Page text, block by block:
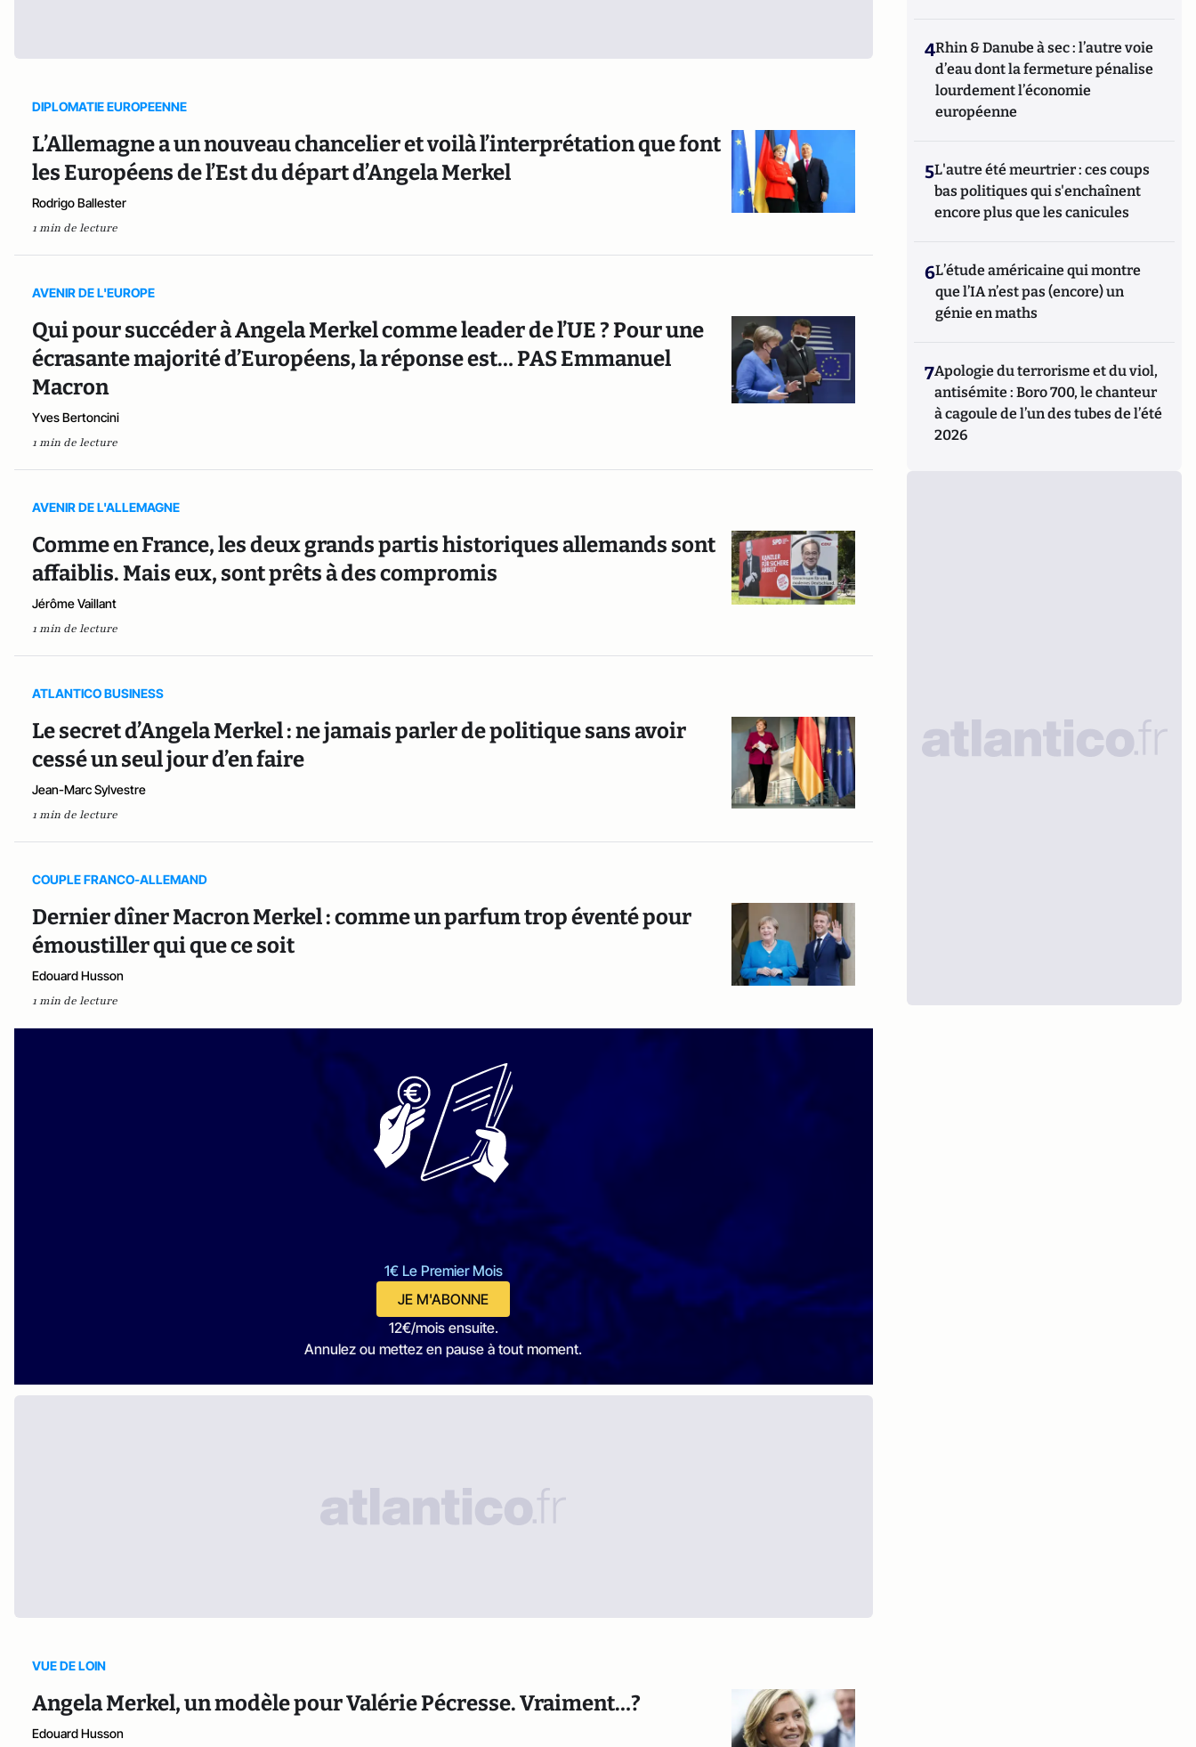
DIPLOMATIE EUROPEENNE
L’Allemagne a un nouveau chancelier et voilà l’interprétation que font
les Européens de l’Est du départ d’Angela Merkel
Rodrigo Ballester
1 min de lecture
AVENIR DE L'EUROPE
Qui pour succéder à Angela Merkel comme leader de l’UE ? Pour une
écrasante majorité d’Européens, la réponse est… PAS Emmanuel
Macron
Yves Bertoncini
1 min de lecture
AVENIR DE L'ALLEMAGNE
Comme en France, les deux grands partis historiques allemands sont
affaiblis. Mais eux, sont prêts à des compromis
Jérôme Vaillant
1 min de lecture
ATLANTICO BUSINESS
Le secret d’Angela Merkel : ne jamais parler de politique sans avoir
cessé un seul jour d’en faire
Jean-Marc Sylvestre
1 min de lecture
COUPLE FRANCO-ALLEMAND
Dernier dîner Macron Merkel : comme un parfum trop éventé pour
émoustiller qui que ce soit
Edouard Husson
1 min de lecture
1€ Le Premier Mois
JE M'ABONNE
12€/mois ensuite.
Annulez ou mettez en pause à tout moment.
VUE DE LOIN
Angela Merkel, un modèle pour Valérie Pécresse. Vraiment…?
Edouard Husson
4Rhin & Danube à sec : l’autre voie
d’eau dont la fermeture pénalise
lourdement l’économie
européenne
5L'autre été meurtrier : ces coups
bas politiques qui s'enchaînent
encore plus que les canicules
6L’étude américaine qui montre
que l’IA n’est pas (encore) un
génie en maths
7Apologie du terrorisme et du viol,
antisémite : Boro 700, le chanteur
à cagoule de l’un des tubes de l’été
2026